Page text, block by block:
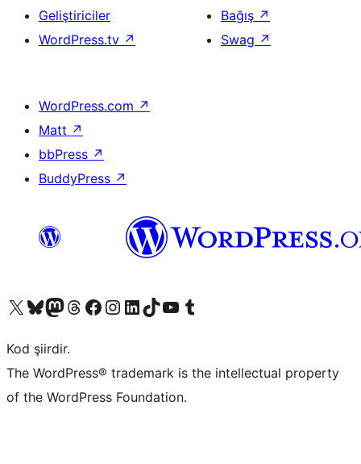
Geliştiriciler
WordPress.tv ↗
Bağış ↗
Swag ↗
WordPress.com ↗
Matt ↗
bbPress ↗
BuddyPress ↗
X (eski Twitter) hesabımıza bakın
Bluesky hesabımızı ziyaret edinMastodon hesabımızı ziyaret edinThreads hesabımızı ziyaret edinFacebook sayfamızı ziyaret edinInstagram hesabımızı ziyaret edinLinkedIn hesabımızı ziyaret edinTikTok hesabımızı ziyaret edinYouTube kanalımızı ziyaret edinTumblr hesabımızı ziyaret edin
Kod şiirdir.
The WordPress® trademark is the intellectual property
of the WordPress Foundation.